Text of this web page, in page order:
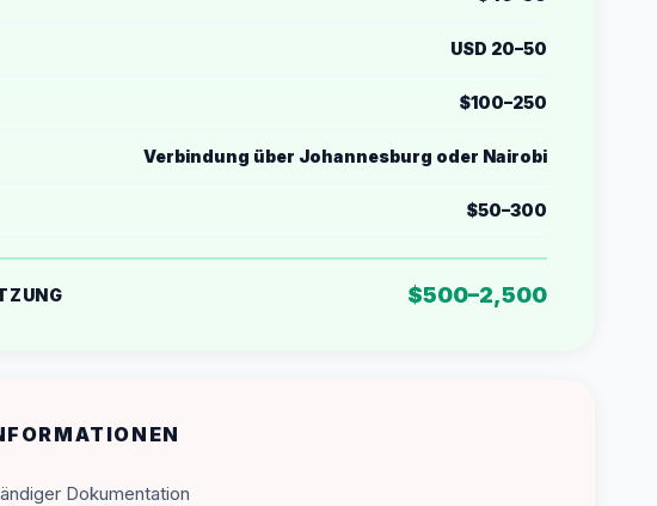
USD 20–50
$100–250
Verbindung über Johannesburg oder Nairobi
$50–300
$500–2,500
Dokumentation